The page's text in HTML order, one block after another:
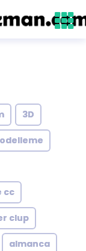
3D
cc
clup
almanca